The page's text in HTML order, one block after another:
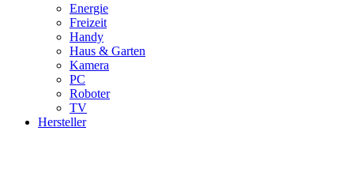
Energie
Freizeit
Handy
Haus & Garten
Kamera
PC
Roboter
TV
Hersteller